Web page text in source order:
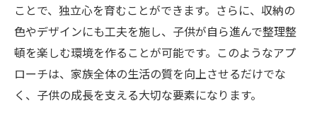
ことで、独立心を育むことができます。さらに、収納の
色やデザインにも工夫を施し、子供が自ら進んで整理整
頓を楽しむ環境を作ることが可能です。このようなアプ
ローチは、家族全体の生活の質を向上させるだけでな
く、子供の成長を支える大切な要素になります。